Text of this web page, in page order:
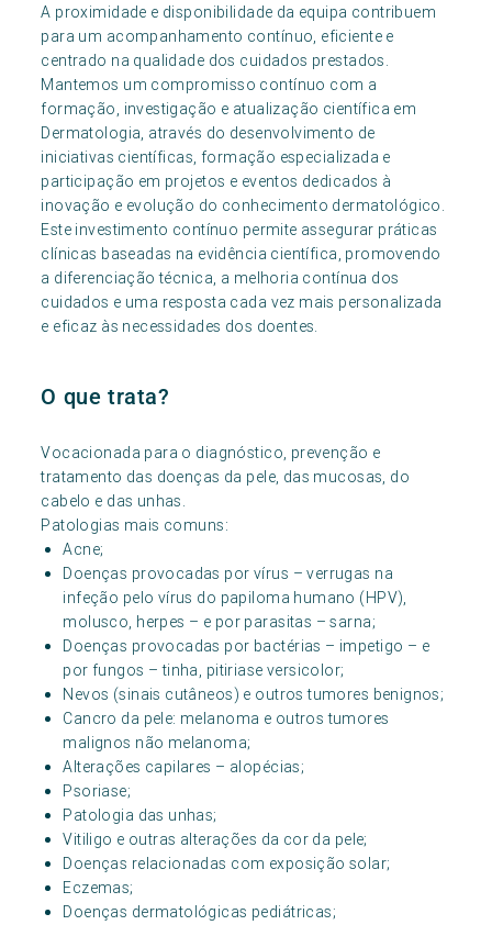
A proximidade e disponibilidade da equipa contribuem
para um acompanhamento contínuo, eficiente e
centrado na qualidade dos cuidados prestados.
Mantemos um compromisso contínuo com a
formação, investigação e atualização científica em
Dermatologia, através do desenvolvimento de
iniciativas científicas, formação especializada e
participação em projetos e eventos dedicados à
inovação e evolução do conhecimento dermatológico.
Este investimento contínuo permite assegurar práticas
clínicas baseadas na evidência científica, promovendo
a diferenciação técnica, a melhoria contínua dos
cuidados e uma resposta cada vez mais personalizada
e eficaz às necessidades dos doentes.
O que trata?
Vocacionada para o diagnóstico, prevenção e
tratamento das doenças da pele, das mucosas, do
cabelo e das unhas.
Patologias mais comuns:
Acne;
Doenças provocadas por vírus – verrugas na
infeção pelo vírus do papiloma humano (HPV),
molusco, herpes – e por parasitas – sarna;
Doenças provocadas por bactérias – impetigo – e
por fungos – tinha, pitiriase versicolor;
Nevos (sinais cutâneos) e outros tumores benignos;
Cancro da pele: melanoma e outros tumores
malignos não melanoma;
Alterações capilares – alopécias;
Psoriase;
Patologia das unhas;
Vitiligo e outras alterações da cor da pele;
Doenças relacionadas com exposição solar;
Eczemas;
Doenças dermatológicas pediátricas;